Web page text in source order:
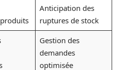
Anticipation des
ruptures de stock
Gestion des
demandes
optimisée